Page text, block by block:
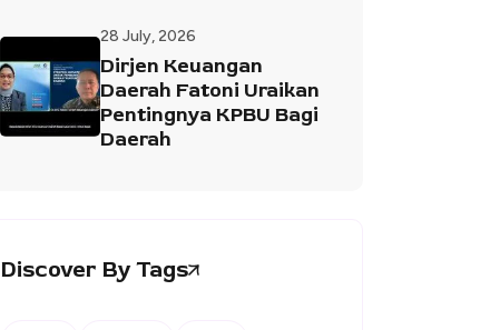
28 July, 2026
Dirjen Keuangan
Daerah Fatoni Uraikan
Pentingnya KPBU Bagi
Daerah
Discover By Tags